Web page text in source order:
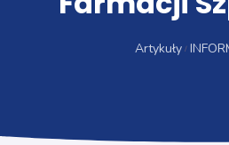
Artykuły